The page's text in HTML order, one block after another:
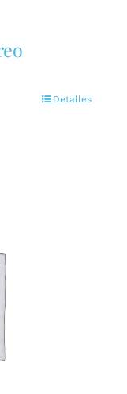
Detalles